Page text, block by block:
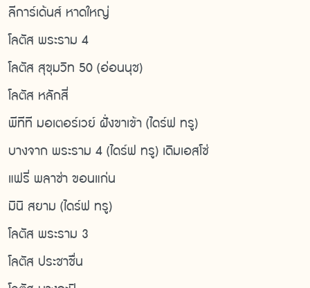
ลีการ์เด้นส์ หาดใหญ่
โลตัส พระราม 4
โลตัส สุขุมวิท 50 (อ่อนนุช)
โลตัส หลักสี่
พีทีที มอเตอร์เวย์ ฝั่งขาเข้า (ไดร์ฟ ทรู)
บางจาก พระราม 4 (ไดร์ฟ ทรู) เดิมเอสโซ่
แฟรี่ พลาซ่า ขอนแก่น
มินิ สยาม (ไดร์ฟ ทรู)
โลตัส พระราม 3
โลตัส ประชาชื่น